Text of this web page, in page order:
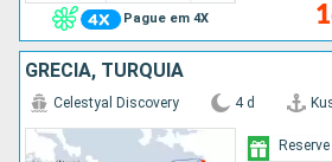
Pague em 4X
GRÉCIA, TURQUIA
Celestyal Discovery 4 d